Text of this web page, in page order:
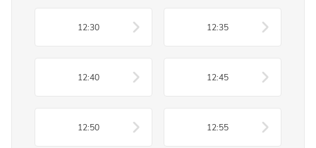
12:30 12:35
12:40 12:45
12:50 12:55